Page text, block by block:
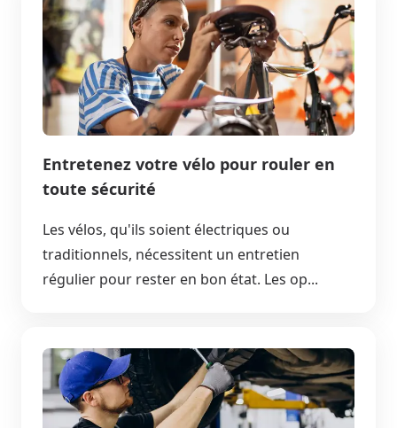
Entretenez votre vélo pour rouler en
toute sécurité
Les vélos, qu'ils soient électriques ou
traditionnels, nécessitent un entretien
régulier pour rester en bon état. Les op...